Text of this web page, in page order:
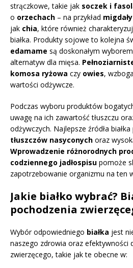
strączkowe, takie jak soczek i
o orzechach – na przykład migdały
jak chia, które również
białka. Produkty sojowe to kolejna
edamame są doskonałym
alternatyw dla mięsa.
komosa ryżowa czy owies,
wartości odżywcze.
Podczas wyboru produktów
uwagę na ich zawartość tłuszczu
odżywczych. Najlepsze źródła
tłuszczów nasyconych oraz
Wprowadzenie różnorodnych
codziennego jadłospisu pomoże
zapotrzebowanie organizmu na ten
Jakie białko wybrać?
pochodzenia
Wybór odpowiedniego białka jest
naszego zdrowia oraz efektywności
zwierzęcego, takie jak te obecne w: